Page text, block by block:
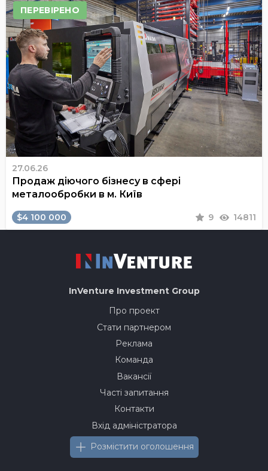
ПЕРЕВІРЕНО
27.06.26
Продаж діючого бізнесу в сфері
металообробки в м. Київ
$4 100 000 9 14811
InVenture Investment Group
Про проект
Стати партнером
Реклама
Команда
Вакансії
Часті запитання
Контакти
Вхід адміністратора
Розмістити оголошення